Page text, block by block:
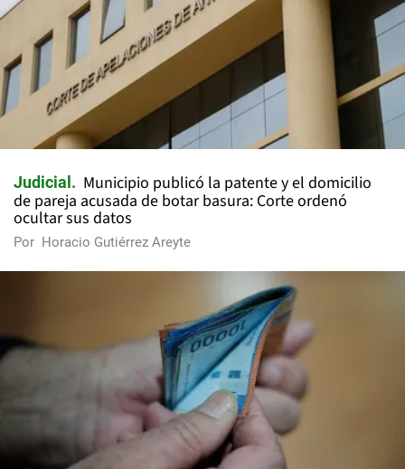
Judicial
Municipio publicó la patente y el domicilio
de pareja acusada de botar basura: Corte ordenó
ocultar sus datos
Por Horacio Gutiérrez Areyte